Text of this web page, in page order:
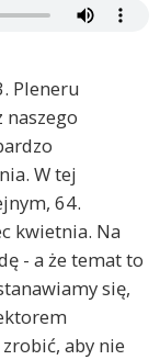
Pleneru
W tej
64.
kwietnia. Na
- a że temat to
się,
aby nie